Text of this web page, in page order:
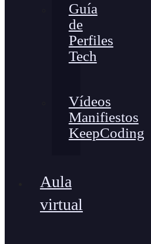
Guía
de
Perfiles
Tech
Vídeos
Manifiestos
KeepCoding
Aula
virtual